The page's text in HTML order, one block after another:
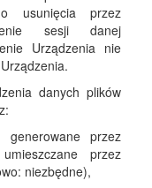
usunięcia przez
sesji danej
Urządzenia nie
danych plików
generowane przez
przez
niezbędne),